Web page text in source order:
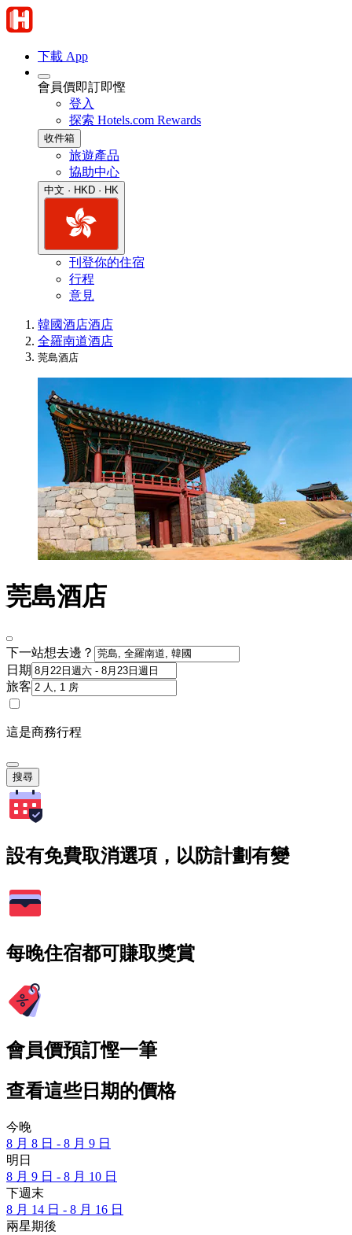
下載 App
會員價即訂即慳
登入
探索 Hotels.com Rewards
收件箱
旅遊產品
協助中心
中文 · HKD · HK
刊登你的住宿
行程
意見
韓國酒店酒店
全羅南道酒店
莞島酒店
莞島酒店
下一站想去邊？
日期
旅客
這是商務行程
搜尋
設有免費取消選項，以防計劃有變
每晚住宿都可賺取獎賞
會員價預訂慳一筆
查看這些日期的價格
今晚
8 月 8 日 - 8 月 9 日
明日
8 月 9 日 - 8 月 10 日
下週末
8 月 14 日 - 8 月 16 日
兩星期後